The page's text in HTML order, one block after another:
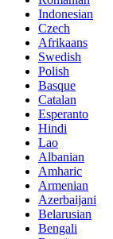
Indonesian
Czech
Afrikaans
Swedish
Polish
Basque
Catalan
Esperanto
Hindi
Lao
Albanian
Amharic
Armenian
Azerbaijani
Belarusian
Bengali